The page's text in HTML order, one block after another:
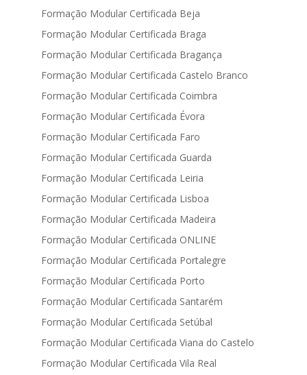
Formação Modular Certificada Beja
Formação Modular Certificada Braga
Formação Modular Certificada Bragança
Formação Modular Certificada Castelo Branco
Formação Modular Certificada Coimbra
Formação Modular Certificada Évora
Formação Modular Certificada Faro
Formação Modular Certificada Guarda
Formação Modular Certificada Leiria
Formação Modular Certificada Lisboa
Formação Modular Certificada Madeira
Formação Modular Certificada ONLINE
Formação Modular Certificada Portalegre
Formação Modular Certificada Porto
Formação Modular Certificada Santarém
Formação Modular Certificada Setúbal
Formação Modular Certificada Viana do Castelo
Formação Modular Certificada Vila Real